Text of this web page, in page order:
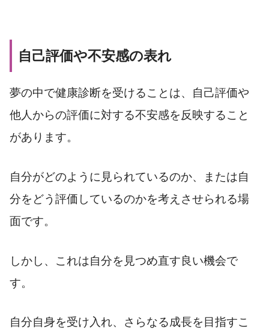
自己評価や不安感の表れ
夢の中で健康診断を受けることは、自己評価や
他人からの評価に対する不安感を反映すること
があります。
自分がどのように見られているのか、または自
分をどう評価しているのかを考えさせられる場
面です。
しかし、これは自分を見つめ直す良い機会で
す。
自分自身を受け入れ、さらなる成長を目指すこ